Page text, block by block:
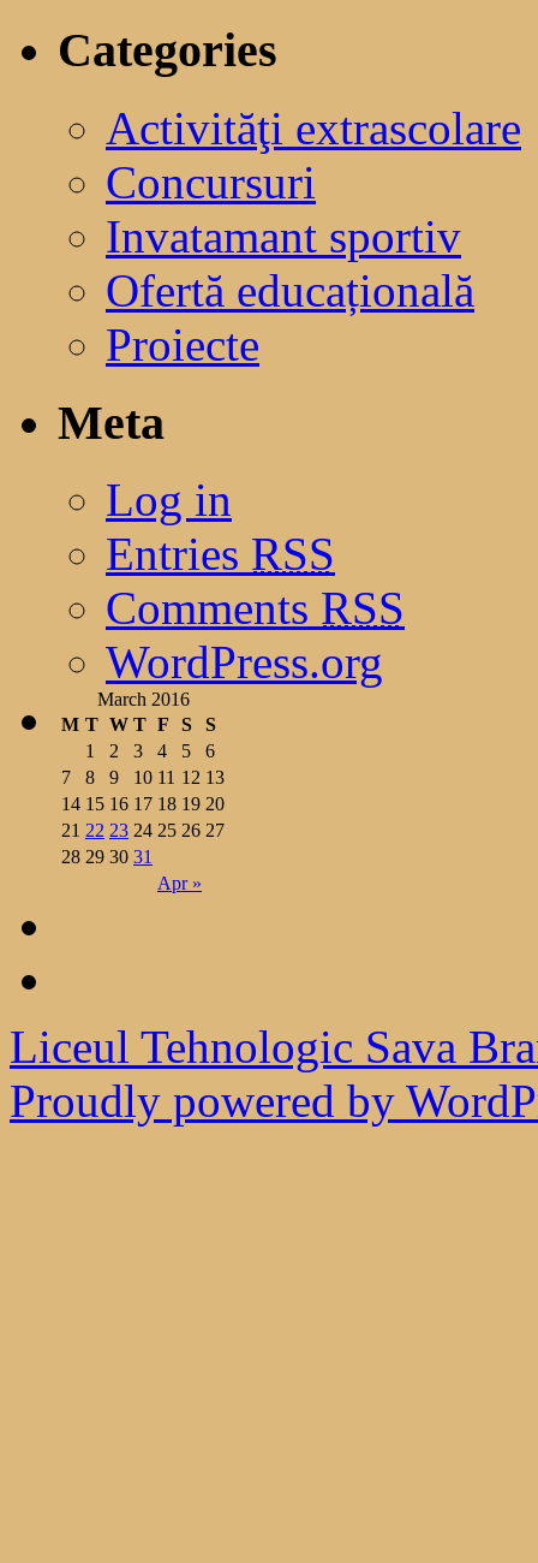
Categories
Activităţi extrascolare
Concursuri
Invatamant sportiv
Ofertă educațională
Proiecte
Meta
Log in
Entries RSS
Comments RSS
WordPress.org
March 2016
M T W T F S S
Apr »
1 2 3 4 5
6
7
8 9 10 11 12 13
14 15 16 17 18 19 20
21 22 23 24 25 26 27
28 29 30 31
Liceul Tehnologic Sava
Proudly powered by